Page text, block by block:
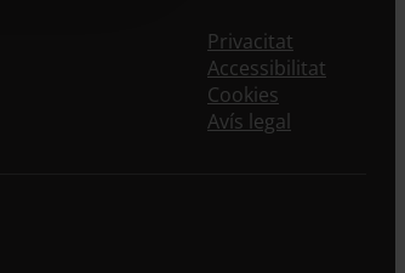
Privacitat
Accessibilitat
Cookies
Avís legal